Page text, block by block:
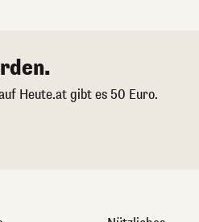
Heute.at gibt es 50 Euro.